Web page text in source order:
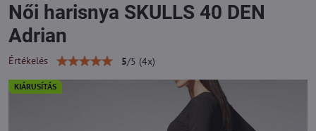
KIÁRUSÍTÁS
Női harisnya SKULLS 40 DEN
Adrian
Értékelés 5/5 (4x)